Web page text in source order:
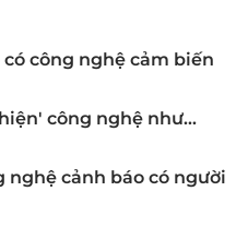
công nghệ cảm biến
công nghệ như...
nghệ cảnh báo có người